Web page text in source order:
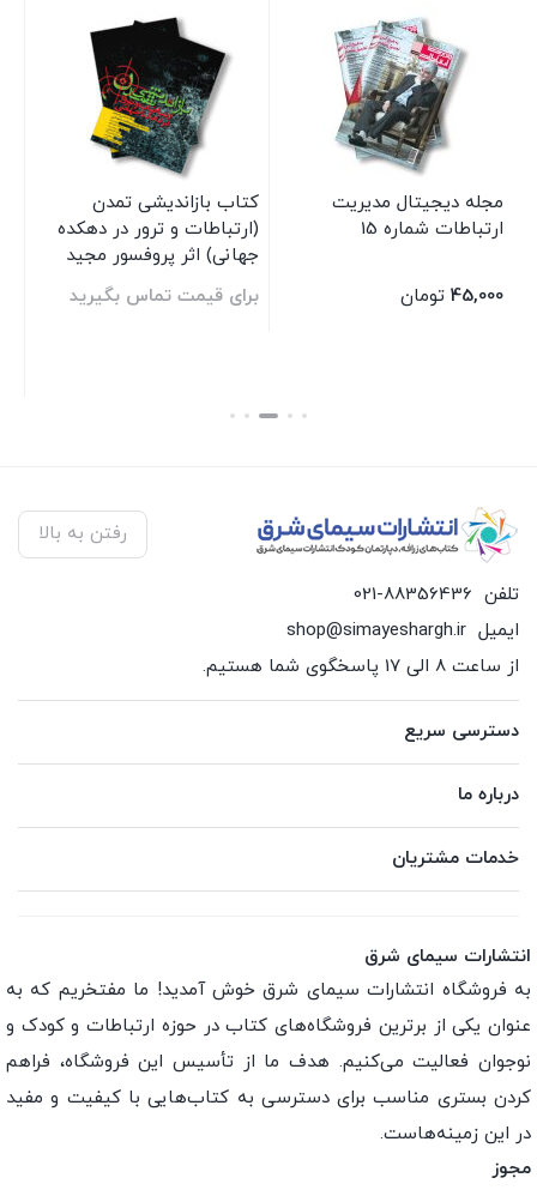
مجله دیجیتال مدیریت
ارتباطات شماره 15
45,000 تومان
کتاب بازاندیشی تمدن
(ارتباطات و ترور در دهکده
جهانی) اثر پروفسور مجید
تهرانیان انتشارات سیمای
شرق
برای قیمت تماس بگیرید
بستن
رفتن به بالا
تلفن 021-88356436
ایمیل shop@simayeshargh.ir
از ساعت 8 الی 17 پاسخگوی شما هستیم.
دسترسی سریع
درباره ما
خدمات مشتریان
انتشارات سیمای شرق
به فروشگاه انتشارات سیمای شرق خوش آمدید! ما مفتخریم که به
عنوان یکی از برترین فروشگاه‌های کتاب در حوزه ارتباطات و کودک و
نوجوان فعالیت می‌کنیم. هدف ما از تأسیس این فروشگاه، فراهم
کردن بستری مناسب برای دسترسی به کتاب‌هایی با کیفیت و مفید
در این زمینه‌هاست.
مجوز